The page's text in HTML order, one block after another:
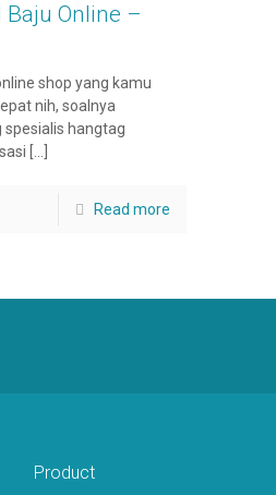
Online –
shop yang kamu
nih, soalnya
spesialis hangtag
Read more
Product